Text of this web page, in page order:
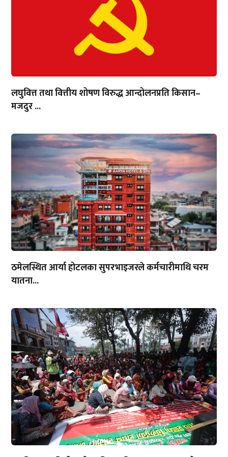
लघुवित्त तथा वित्तीय शोषण विरुद्ध आन्दोलनप्रति किसान–
मजदुर ...
ठमेलस्थित आर्या होटलका सुपरभाइजरले कर्मचारीमाथि चरम
यातना...